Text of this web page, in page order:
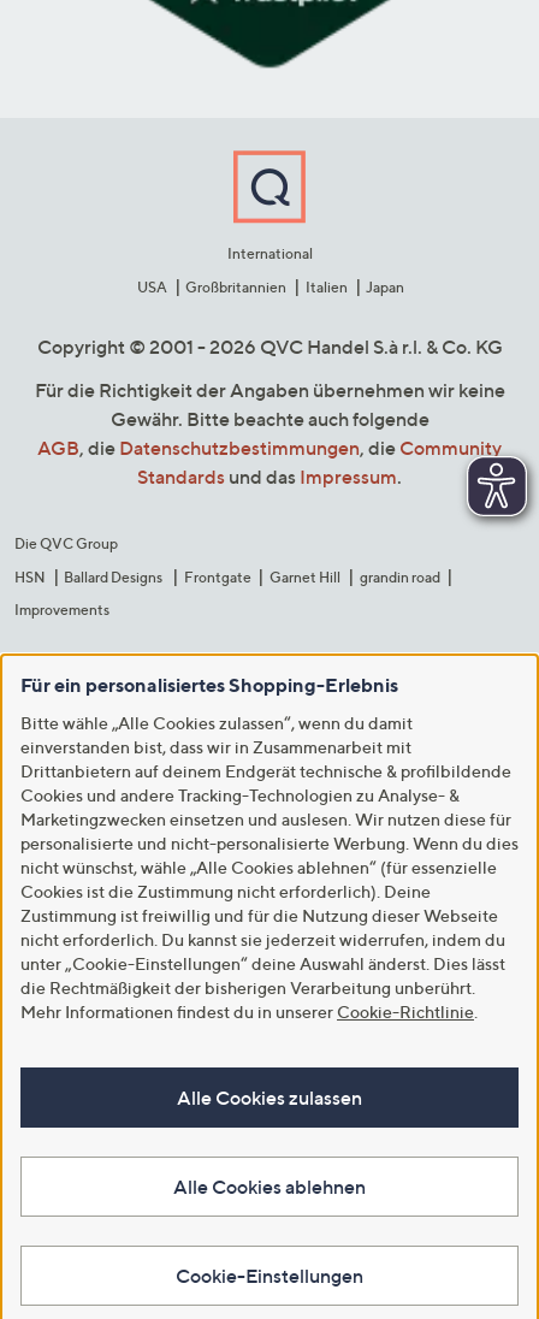
International
USA
Großbritannien Italien Japan
Copyright © 2001 - 2026 QVC Handel S.à r.l. & Co. KG
Für die Richtigkeit der Angaben übernehmen wir keine
Gewähr. Bitte beachte auch folgende
AGB, die Datenschutzbestimmungen, die Community
Standards und das Impressum.
Die QVC Group
HSN
Ballard Designs Frontgate Garnet Hill
grandin road
Improvements
Für ein personalisiertes Shopping-Erlebnis
Bitte wähle „Alle Cookies zulassen“, wenn du damit
einverstanden bist, dass wir in Zusammenarbeit mit
Drittanbietern auf deinem Endgerät technische & profilbildende
Cookies und andere Tracking-Technologien zu Analyse- &
Marketingzwecken einsetzen und auslesen. Wir nutzen diese für
personalisierte und nicht-personalisierte Werbung. Wenn du dies
nicht wünschst, wähle „Alle Cookies ablehnen“ (für essenzielle
Cookies ist die Zustimmung nicht erforderlich). Deine
Zustimmung ist freiwillig und für die Nutzung dieser Webseite
nicht erforderlich. Du kannst sie jederzeit widerrufen, indem du
unter „Cookie-Einstellungen“ deine Auswahl änderst. Dies lässt
die Rechtmäßigkeit der bisherigen Verarbeitung unberührt.
Mehr Informationen findest du in unserer Cookie-Richtlinie
Alle Cookies zulassen
Alle Cookies ablehnen
Cookie-Einstellungen